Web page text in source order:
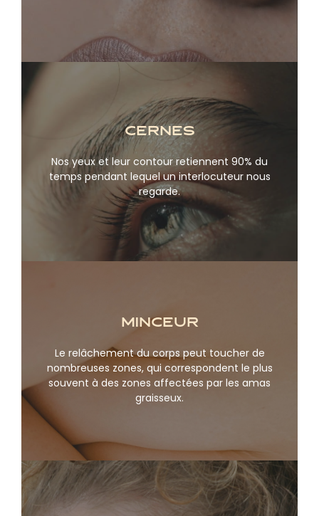
Cernes
Nos yeux et leur contour retiennent 90% du
temps pendant lequel un interlocuteur nous
regarde.
En savoir plus
Minceur
Le relâchement du corps peut toucher de
nombreuses zones, qui correspondent le plus
souvent à des zones affectées par les amas
graisseux.
En savoir plus